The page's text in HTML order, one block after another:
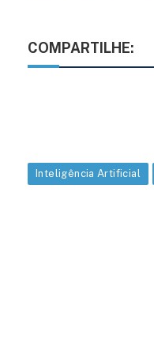
COMPARTILHE:
Inteligência Artificial